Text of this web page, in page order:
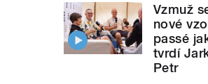
Vzmuž
nové
passé
tvrdí
Petr